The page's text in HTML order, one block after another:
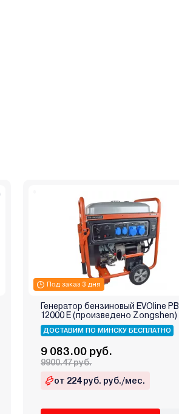
Под заказ 3 дня
Генератор бензиновый EVOline PB
12000 E (произведено Zongshen)
ДОСТАВИМ ПО МИНСКУ БЕСПЛАТНО
9 083.00 руб.
9900.47 руб.
от 224 руб. руб./мес.